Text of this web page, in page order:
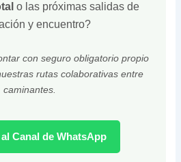
o las próximas salidas de
y encuentro?
con seguro obligatorio propio
rutas colaborativas entre
caminantes.
Canal de WhatsApp